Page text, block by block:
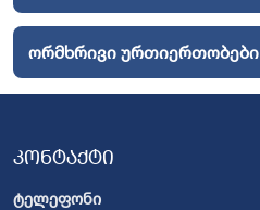
ორმხრივი ურთიერთობები
კონტაქტი
ტელეფონი